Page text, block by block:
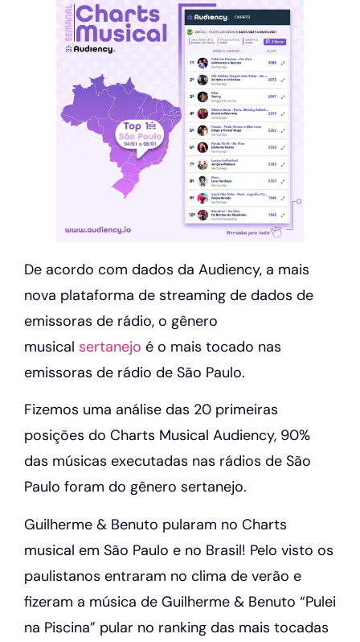
De acordo com dados da Audiency, a mais
nova plataforma de streaming de dados de
emissoras de rádio, o gênero
musical sertanejo é o mais tocado nas
emissoras de rádio de São Paulo.
Fizemos uma análise das 20 primeiras
posições do Charts Musical Audiency, 90%
das músicas executadas nas rádios de São
Paulo foram do gênero sertanejo.
Guilherme & Benuto pularam no Charts
musical em São Paulo e no Brasil! Pelo visto os
paulistanos entraram no clima de verão e
fizeram a música de Guilherme & Benuto “Pulei
na Piscina” pular no ranking das mais tocadas